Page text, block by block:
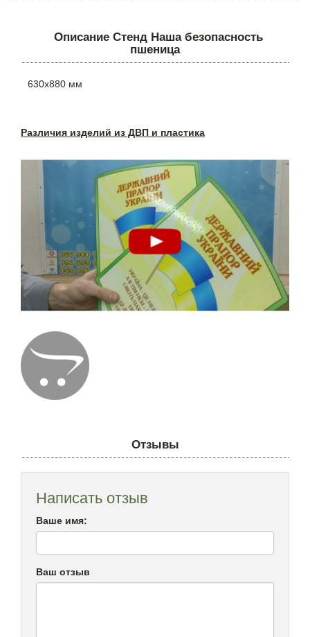
Описание Стенд Наша безопасность
пшеница
630х880 мм
Различия изделий из ДВП и пластика
Отзывы
Написать отзыв
Ваше имя:
Ваш отзыв